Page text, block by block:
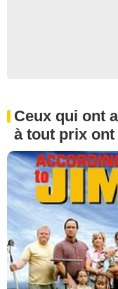
Ceux qui ont
à tout prix